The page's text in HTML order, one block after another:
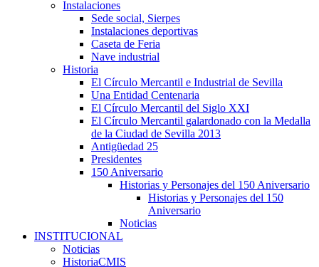
Instalaciones
Sede social, Sierpes
Instalaciones deportivas
Caseta de Feria
Nave industrial
Historia
El Círculo Mercantil e Industrial de Sevilla
Una Entidad Centenaria
El Círculo Mercantil del Siglo XXI
El Círculo Mercantil galardonado con la Medalla
de la Ciudad de Sevilla 2013
Antigüedad 25
Presidentes
150 Aniversario
Historias y Personajes del 150 Aniversario
Historias y Personajes del 150
Aniversario
Noticias
INSTITUCIONAL
Noticias
HistoriaCMIS